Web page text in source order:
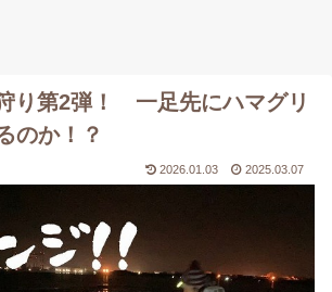
り第2弾！ 一足先にハマグリ
のか！？
2026.01.03 2025.03.07